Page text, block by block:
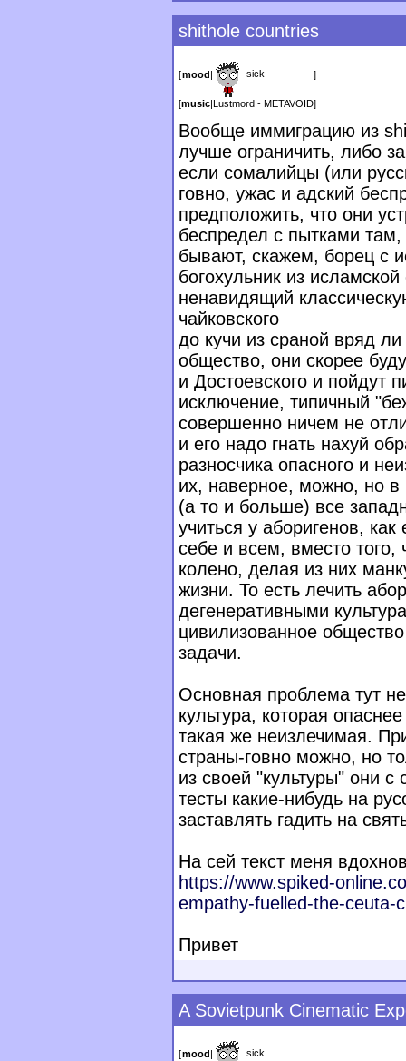
shithole countries
[mood| sick ]
[music|Lustmord - METAVOID]
Вообще иммиграцию из
лучше ограничить, либо
если сомалийцы (или
говно, ужас и адский
предположить, что они
беспредел с пытками
бывают, скажем, борец с
богохульник из
ненавидящий
чайковского
до кучи из сраной вряд
общество, они скорее
и Достоевского и пойдут
исключение, типичный
совершенно ничем не
и его надо гнать нахуй
разносчика опасного и
их, наверное, можно, но
(а то и больше) все
учиться у аборигенов,
себе и всем, вместо того,
колено, делая из них
жизни. То есть лечить
дегенеративными
цивилизованное
задачи.
Основная проблема тут
культура, которая
такая же неизлечимая.
страны-говно можно, но
из своей "культуры" они
тесты какие-нибудь на
заставлять гадить на
На сей текст меня
https://www.spiked-
empathy-fuelled-the-ceuta-
Привет
A Sovietpunk Cinematic
[mood| sick